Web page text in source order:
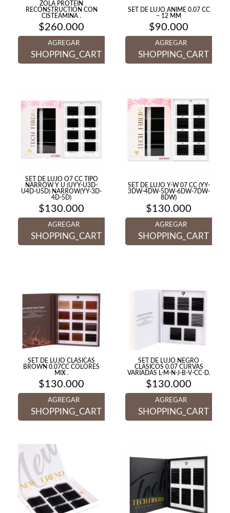
ZOLA PROTEIN
RECONSTRUCTION CON
CISTEAMINA .
$260.000
AGREGAR
SHOPPING_CART
SET DE LUJO ANIME 0.07 CC
– 12 MM
$90.000
AGREGAR
SHOPPING_CART
SET DE LUJO O7 CC TIPO
NARROW Y U (UYY-U3D-
U4D-U5D) NARROW(YY-3D-
4D-5D)
$130.000
AGREGAR
SHOPPING_CART
SET DE LUJO Y-W 07 CC (YY-
3DW-4DW-5DW-6DW-7DW-
8DW)
$130.000
AGREGAR
SHOPPING_CART
SET DE LUJO CLASICAS
BROWN 0.07CC COLORES
MIX .
$130.000
AGREGAR
SHOPPING_CART
SET DE LUJO NEGRO
CLASICOS 0.07 CURVAS
VARIADAS L-M-N-J-B-V-CC-D.
$130.000
AGREGAR
SHOPPING_CART